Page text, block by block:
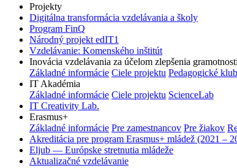
Projekty
Digitálna transformácia vzdelávania a školy
Program FinQ
Národný projekt edIT1
Vzdelávanie: Komenského inštitút
Inovácia vzdelávania za účelom zlepšenia gramotnosti
Základné informácie Ciele projektu Pedagogické
IT Akadémia
Základné informácie Ciele projektu ScienceLab
IT Creativity Lab.
Erasmus+
Základné informácie Pre zamestnancov Pre žiakov
Akreditácia pre program Erasmus+ mládež (2021 –
Eljub — Európske stretnutia mládeže
Aktualizačné vzdelávanie